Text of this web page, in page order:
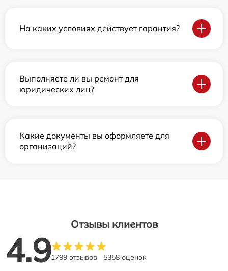
На каких условиях действует гарантия?
Выполняете ли вы ремонт для
юридических лиц?
Какие документы вы оформляете для
организаций?
Отзывы клиентов
4.91799 отзывов 5358 оценок